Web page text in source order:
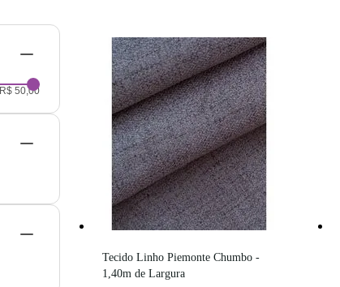
R$ 50,00
Tecido Linho Piemonte Chumbo -
1,40m de Largura